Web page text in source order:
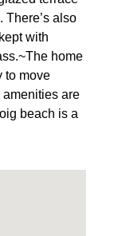
There’s also
with
home
to move
amenities are
beach is a